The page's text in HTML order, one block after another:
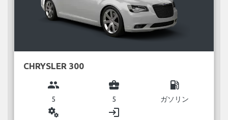
CHRYSLER 300
group
5
business_center
5
local_gas_station
ガソリン
miscellaneous_services login